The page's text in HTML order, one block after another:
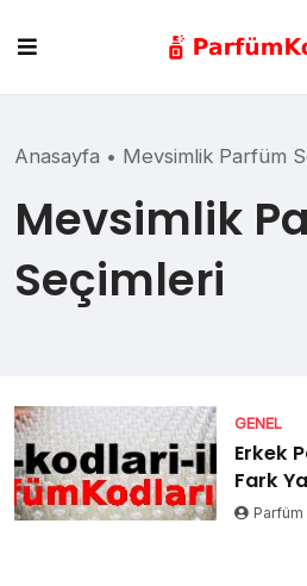
content
Anasayfa • Mevsimlik Parfüm
Mevsimlik
Seçimleri
GENEL
Erkek
Fark
Parfüm